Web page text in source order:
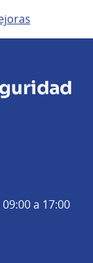
a 17:00